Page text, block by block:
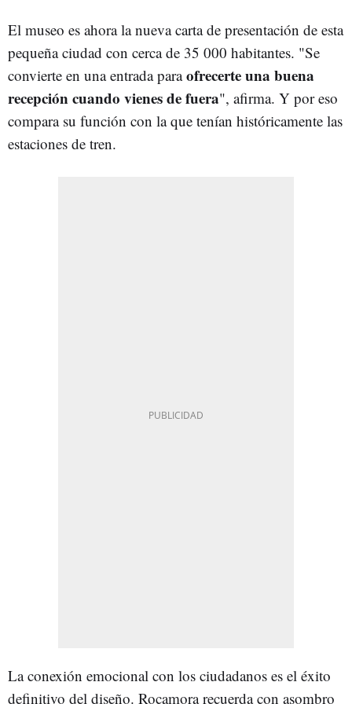
El museo es ahora la nueva carta de presentación de esta
pequeña ciudad con cerca de 35 000 habitantes. "Se
convierte en una entrada paraofrecerte una buena
recepción cuando vienes de fuera", afirma. Y por eso
compara su función con la que tenían históricamente las
estaciones de tren.
La conexión emocional con los ciudadanos es el éxito
definitivo del diseño. Rocamora recuerda con asombro